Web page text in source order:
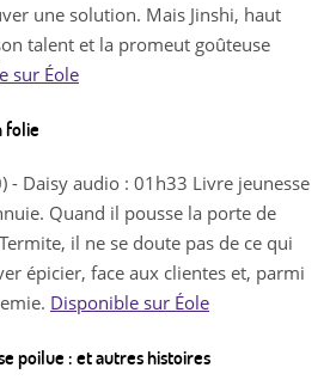
une solution. Mais Jinshi, haut
talent et la promeut goûteuse
sur Éole
folie
- Daisy audio : 01h33 Livre jeunesse
Quand il pousse la porte de
il ne se doute pas de ce qui
épicier, face aux clientes et, parmi
Disponible sur Éole
poilue : et autres histoires